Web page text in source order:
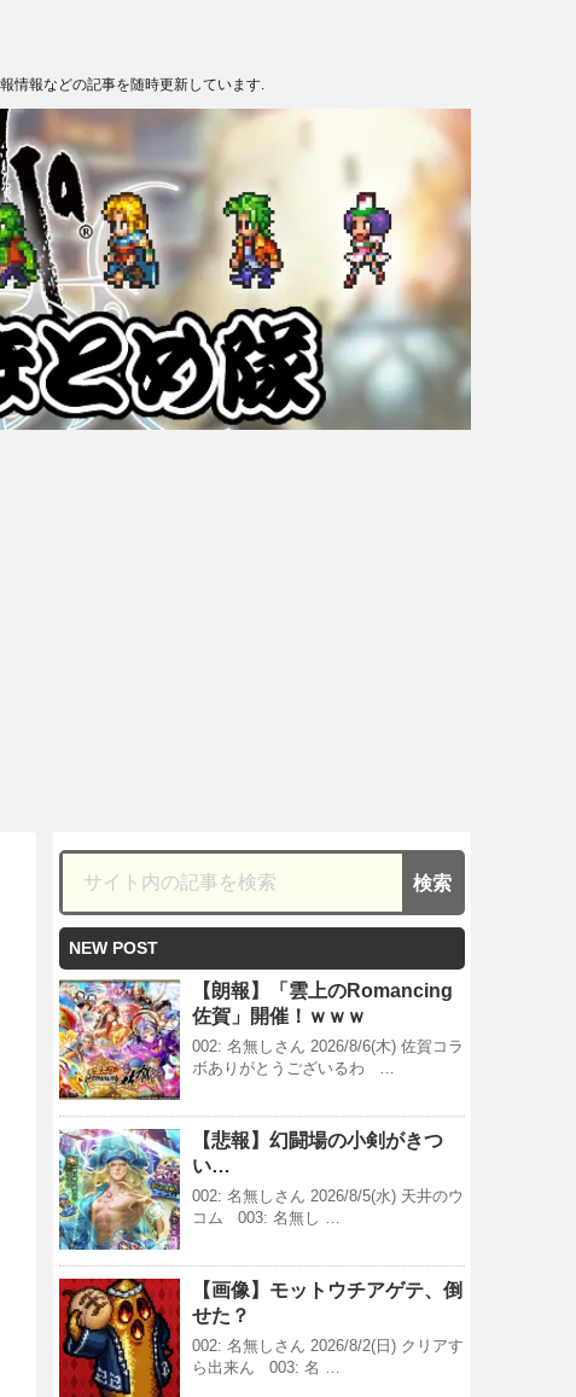
情報などの記事を随時更新しています.
NEW POST
【朗報】「雲上のRomancing
佐賀」開催！ｗｗｗ
002: 名無しさん 2026/8/6(木) 佐賀コラ
ボありがとうございるわ …
【悲報】幻闘場の小剣がきつ
い…
002: 名無しさん 2026/8/5(水) 天井のウ
コム 003: 名無し …
【画像】モットウチアゲテ、倒
せた？
002: 名無しさん 2026/8/2(日) クリアす
ら出来ん 003: 名 …